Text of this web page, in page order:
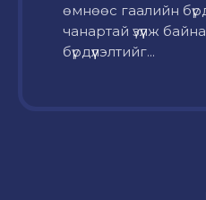
өмнөөс гаалийн
чанартай үзүүлж
бүрдүүлэлтийг...